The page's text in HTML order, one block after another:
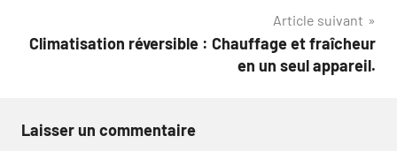
Article suivant
Climatisation réversible : Chauffage et fraîcheur
en un seul appareil.
Laisser un commentaire